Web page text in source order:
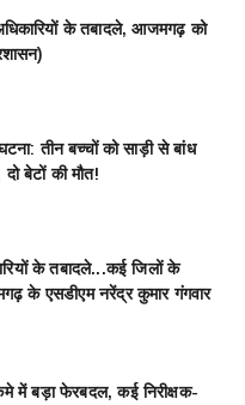
के तबादले, आजमगढ़ को
तीन बच्चों को साड़ी से बांध
बेटों की मौत!
के तबादले...कई जिलों के
के एसडीएम नरेंद्र कुमार गंगवार
में बड़ा फेरबदल, कई निरीक्षक-